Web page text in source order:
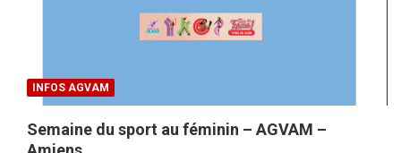
INFOS AGVAM
Semaine du sport au féminin – AGVAM –